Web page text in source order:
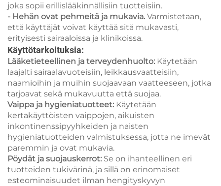
joka sopii erillislääkinnällisiin tuotteisiin.
- Hehän ovat pehmeitä ja mukavia. Varmistetaan,
että käyttäjät voivat käyttää sitä mukavasti,
erityisesti sairaaloissa ja klinikoissa.
Käyttötarkoituksia:
Lääketieteellinen ja terveydenhuolto: Käytetään
laajalti sairaalavuoteisiin, leikkausvaatteisiin,
naamioihin ja muihin suojaavaan vaatteeseen, jotka
tarjoavat sekä mukavuutta että suojaa.
Vaippa ja hygieniatuotteet: Käytetään
kertakäyttöisten vaippojen, aikuisten
inkontinenssipyyhkeiden ja naisten
hygieniatuotteiden valmistuksessa, jotta ne imevät
paremmin ja ovat mukavia.
Pöydät ja suojauskerrot: Se on ihanteellinen eri
tuotteiden tukivärinä, ja sillä on erinomaiset
esteominaisuudet ilman hengityskyvyn